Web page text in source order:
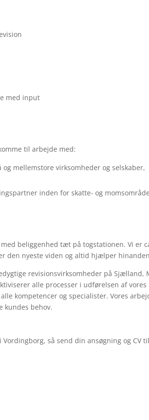
med input
til arbejde med:
mellemstore virksomheder og selskaber,
inden for skatte- og
beliggenhed tæt på togstationen. Vi er
den nyeste viden og altid hjælper
revisionsvirksomheder på Sjælland,
alle processer i udførelsen af vores
kompetencer og specialister. Vores
kundes behov.
så send din ansøgning og CV